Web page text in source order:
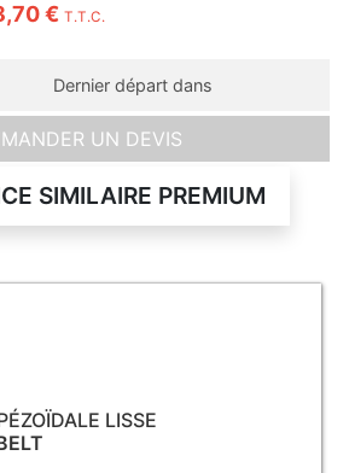
€ T.T.C.
Dernier départ dans
UN DEVIS
SIMILAIRE PREMIUM
LISSE